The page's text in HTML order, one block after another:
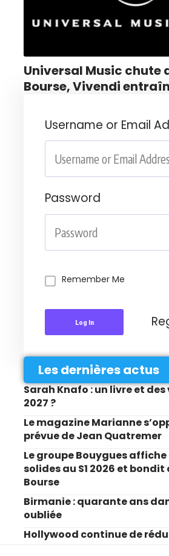
Universal Music chute
Bourse, Vivendi
Username or Email
Password
Remember Me
Log In
Les dernières actus
Sarah Knafo : un livre et des
2027 ?
Le magazine Marianne
prévue de Jean Quatremer
Le groupe Bouygues
solides au S1 2026 et bondit
Bourse
Birmanie : quarante ans
oubliée
Hollywood continue de